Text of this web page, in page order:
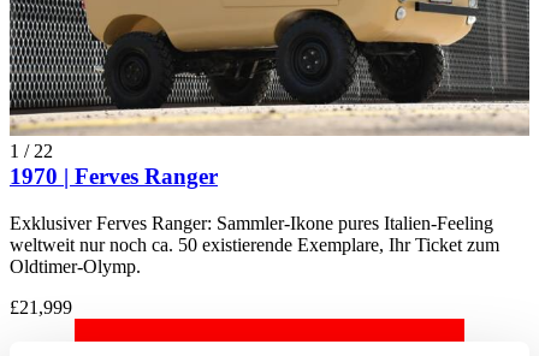
1 /22
1970 | Ferves Ranger
Exklusiver Ferves Ranger: Sammler-Ikone pures Italien-Feeling
weltweit nur noch ca. 50 existierende Exemplare, Ihr Ticket zum
Oldtimer-Olymp.
£21,999